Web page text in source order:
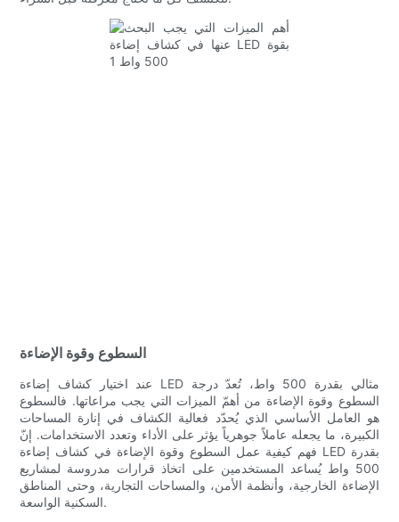
السطوع وقوة الإضاءة
عند اختيار كشاف إضاءة LED مثالي بقدرة 500 واط، تُعدّ درجة
السطوع وقوة الإضاءة من أهمّ الميزات التي يجب مراعاتها. فالسطوع
هو العامل الأساسي الذي يُحدّد فعالية الكشاف في إنارة المساحات
الكبيرة، ما يجعله عاملاً جوهرياً يؤثر على الأداء وتعدد الاستخدامات. إنّ
فهم كيفية عمل السطوع وقوة الإضاءة في كشاف إضاءة LED بقدرة
500 واط يُساعد المستخدمين على اتخاذ قرارات مدروسة لمشاريع
الإضاءة الخارجية، وأنظمة الأمن، والمساحات التجارية، وحتى المناطق
السكنية الواسعة.